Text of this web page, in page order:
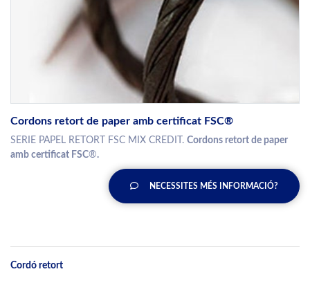
Cordons retort de paper amb certificat FSC®
SERIE PAPEL RETORT FSC MIX CREDIT. Cordons retort de paper
amb certificat FSC®.
NECESSITES MÉS INFORMACIÓ?
Cordó retort